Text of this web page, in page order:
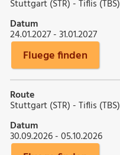
Stuttgart (STR) - Tiflis (TBS)
Datum
24.01.2027 - 31.01.2027
Fluege finden
Route
Stuttgart (STR) - Tiflis (TBS)
Datum
30.09.2026 - 05.10.2026